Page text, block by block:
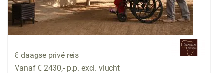
8 daagse privé reis
Vanaf € 2430,- p.p. excl. vlucht